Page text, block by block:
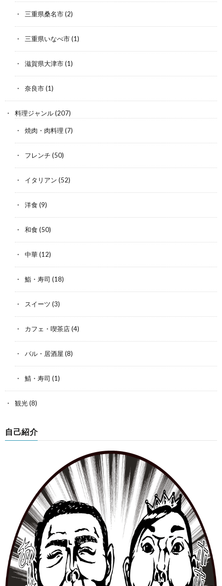
三重県桑名市(2)
三重県いなべ市(1)
滋賀県大津市(1)
奈良市(1)
料理ジャンル(207)
焼肉・肉料理 (7)
フレンチ (50)
イタリアン (52)
洋食 (9)
和食 (50)
中華(12)
鮨・寿司 (18)
スイーツ (3)
カフェ・喫茶店(4)
バル・居酒屋 (8)
鯖・寿司 (1)
観光(8)
自己紹介